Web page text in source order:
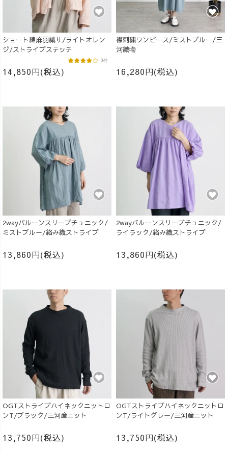
ショート綿麻羽織り/ライトオレン
ジ/ストライプステッチ
14,850円(税込)
3件
襟刺繍ワンピース/ミストブルー/三
河織物
16,280円(税込)
2wayバルーンスリーブチュニック/
ミストブルー/絡み織ストライプ
13,860円(税込)
2wayバルーンスリーブチュニック/
ライラック/絡み織ストライプ
13,860円(税込)
OGTストライプハイネックニットロ
ンT/ブラック/三河産ニット
13,750円(税込)
OGTストライプハイネックニットロ
ンT/ライトグレー/三河産ニット
13,750円(税込)